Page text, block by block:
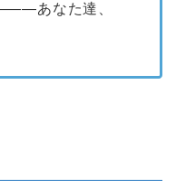
あなた達、